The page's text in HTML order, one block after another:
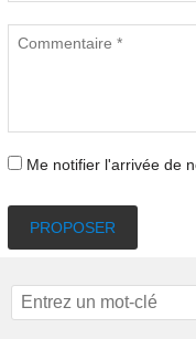
Me notifier l'arrivée de
PROPOSER